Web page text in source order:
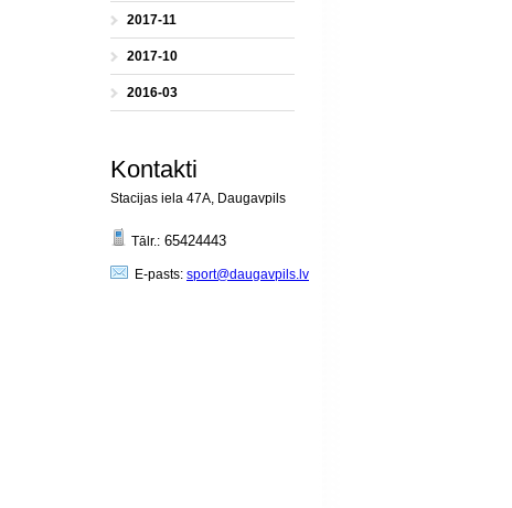
2017-11
2017-10
2016-03
Kontakti
Stacijas iela 47A, Daugavpils
Tālr.: 65424443
E-pasts: sport@daugavpils.lv